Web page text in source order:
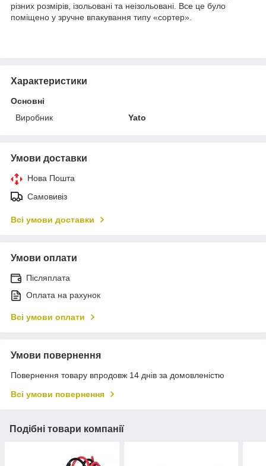
різних розмірів, ізольовані та неізольовані. Все це було
поміщено у зручне впакування типу «сортер».
Характеристики
Основні
Виробник
Yato
Умови доставки
Нова Пошта
Самовивіз
Всі умови доставки
Умови оплати
Післяплата
Оплата на рахунок
Всі умови оплати
Умови повернення
Повернення товару впродовж 14 днів за домовленістю
Всі умови повернення
Подібні товари компанії